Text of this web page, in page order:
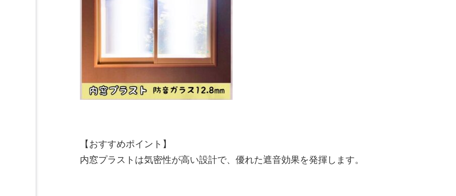
【おすすめポイント】
内窓プラストは気密性が高い設計で、優れた遮音効果を発揮します。